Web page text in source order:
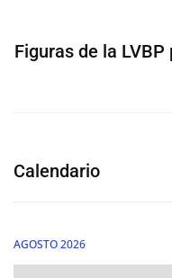
Figuras de la
Calendario
AGOSTO 2026